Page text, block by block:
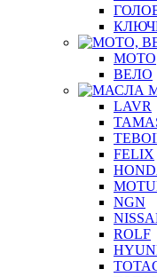
МОТО
ВЕЛО
LAVR
FELIX
NGN
ROLF